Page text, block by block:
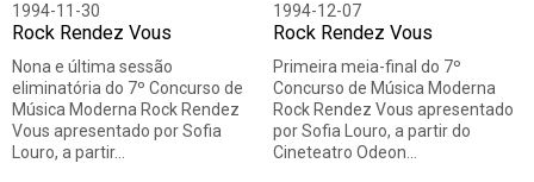
1994-11-30
Rock Rendez Vous
Nona e última sessão
eliminatória do 7º Concurso de
Música Moderna Rock Rendez
Vous apresentado por Sofia
Louro, a partir…
1994-12-07
Rock Rendez Vous
Primeira meia-final do 7º
Concurso de Música Moderna
Rock Rendez Vous apresentado
por Sofia Louro, a partir do
Cineteatro Odeon…